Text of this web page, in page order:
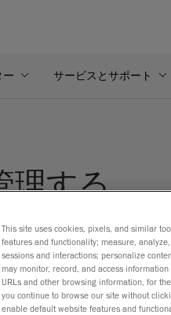
ー サービスとサポート
理する
更新すること
This site uses cookies, pixels, and similar
features and functionality; measure,
sessions and interactions; personalize
may monitor, record, and access
URLs and other browsing information, for
you continue to browse our site without
enable default website features and